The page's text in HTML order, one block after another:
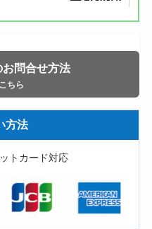
お問合せ方法
ちら
方法
トカード対応